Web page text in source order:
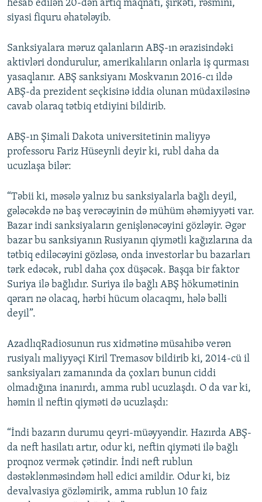
hesab edilən 20-dən artıq maqnatı, şirkəti, rəsmini,
siyasi fiquru əhatələyib.
Sanksiyalara məruz qalanların ABŞ-ın ərazisindəki
aktivləri dondurulur, amerikalıların onlarla iş qurması
yasaqlanır. ABŞ sanksiyanı Moskvanın 2016-cı ildə
ABŞ-da prezident seçkisinə iddia olunan müdaxiləsinə
cavab olaraq tətbiq etdiyini bildirib.
ABŞ-ın Şimali Dakota universitetinin maliyyə
professoru Fariz Hüseynli deyir ki, rubl daha da
ucuzlaşa bilər:
“Təbii ki, məsələ yalnız bu sanksiyalarla bağlı deyil,
gələcəkdə nə baş verəcəyinin də mühüm əhəmiyyəti var.
Bazar indi sanksiyaların genişlənəcəyini gözləyir. Əgər
bazar bu sanksiyanın Rusiyanın qiymətli kağızlarına da
tətbiq ediləcəyini gözləsə, onda investorlar bu bazarları
tərk edəcək, rubl daha çox düşəcək. Başqa bir faktor
Suriya ilə bağlıdır. Suriya ilə bağlı ABŞ hökumətinin
qərarı nə olacaq, hərbi hücum olacaqmı, hələ bəlli
deyil”.
AzadlıqRadiosunun rus xidmətinə müsahibə verən
rusiyalı maliyyəçi Kiril Tremasov bildirib ki, 2014-cü il
sanksiyaları zamanında da çoxları bunun ciddi
olmadığına inanırdı, amma rubl ucuzlaşdı. O da var ki,
həmin il neftin qiyməti də ucuzlaşdı:
“İndi bazarın durumu qeyri-müəyyəndir. Hazırda ABŞ-
da neft hasilatı artır, odur ki, neftin qiyməti ilə bağlı
proqnoz vermək çətindir. İndi neft rublun
dəstəklənməsindəm həll edici amildir. Odur ki, biz
devalvasiya gözləmirik, amma rublun 10 faiz